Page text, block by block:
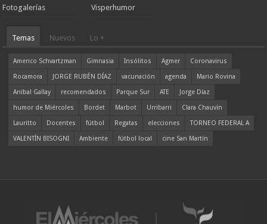
Fotogalerías Visperhumor
Temas Nuevos Lo +
Americo Schvartzman Gimnasia Insólitos Agmer
Coronavirus
Rocamora
JORGE RUBÉN DÍAZ vacunación agenda
Mario Rovina
Aníbal Gallay
recomendados Parque Sur ATE
Jorge Díaz
humor de Miércoles
Bordet Marbot Urribarri
Clara Chauvín
Lauritto
Docentes fútbol Regatas elecciones
TORNEO FEDERAL A
VALENTÍN BISOGNI
Ambiente fútbol local cine San Martín